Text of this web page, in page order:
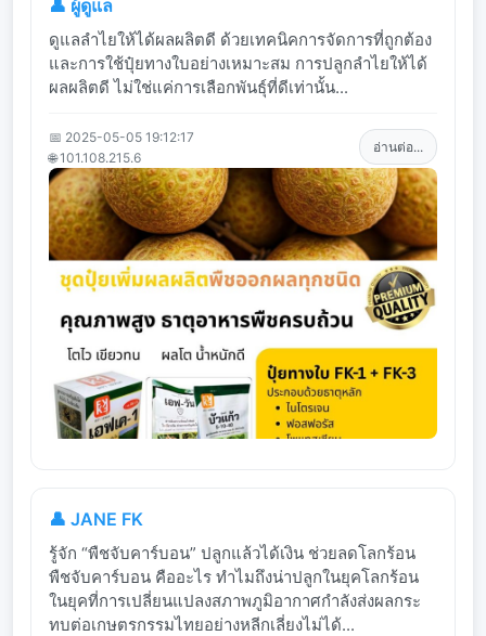
👤 ผู้ดูแล
ดูแลลำไยให้ได้ผลผลิตดี ด้วยเทคนิคการจัดการที่ถูกต้อง
และการใช้ปุ๋ยทางใบอย่างเหมาะสม การปลูกลำไยให้ได้
ผลผลิตดี ไม่ใช่แค่การเลือกพันธุ์ที่ดีเท่านั้น...
📅 2025-05-05 19:12:17
🌐 101.108.215.6
อ่านต่อ...
👤 JANE FK
รู้จัก “พืชจับคาร์บอน” ปลูกแล้วได้เงิน ช่วยลดโลกร้อน
พืชจับคาร์บอน คืออะไร ทำไมถึงน่าปลูกในยุคโลกร้อน
ในยุคที่การเปลี่ยนแปลงสภาพภูมิอากาศกำลังส่งผลกระ
ทบต่อเกษตรกรรมไทยอย่างหลีกเลี่ยงไม่ได้...